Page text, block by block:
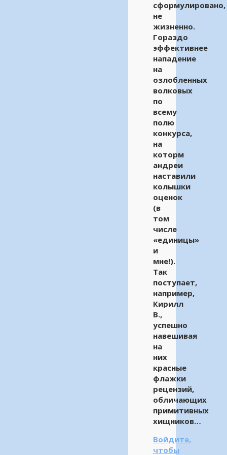
сформулировано,
не
жизненно.
Гораздо
эффективнее
нападение
на
озлобленных
волковых
по
всему
полю
конкурса,
на
которм
андреи
наставили
колышки
оценок
(в
том
числе
«единицы»
и
мне!).
Так
поступает,
например,
Кирилл
В.,
успешно
навешивая
на
них
красные
флажки
рецензий,
обличающих
примитивных
хищников…
Войдите,
чтобы